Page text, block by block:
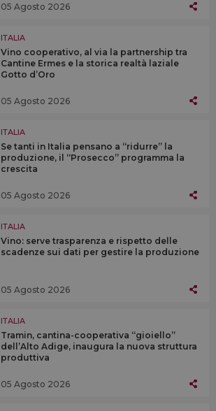
05 Agosto 2026
ITALIA
Vino cooperativo, al via la partnership tra
Cantine Ermes e la storica realtà laziale
Gotto d’Oro
05 Agosto 2026
ITALIA
Se tanti in Italia pensano a “ridurre” la
produzione, il “Prosecco” programma la
crescita
05 Agosto 2026
ITALIA
Vino: serve trasparenza e rispetto delle
scadenze sui dati per gestire la produzione
05 Agosto 2026
ITALIA
Tramin, cantina-cooperativa “gioiello”
dell’Alto Adige, inaugura la nuova struttura
produttiva
05 Agosto 2026